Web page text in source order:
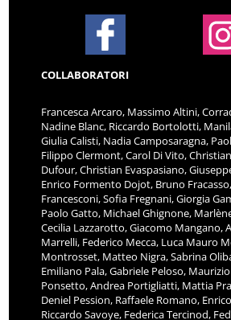
COLLABORATORI
Nadine Blanc, Riccardo Bortolotti,
Giulia Calisti, Nadia Camposaragna,
Filippo Clermont, Carol Di Vito,
Dufour, Christian Evaspasiano, Giuseppe
Enrico Formento Dojot, Bruno
Francesconi, Sofia Fregnani, Giorgia
Paolo Gatto, Michael Ghignone, Marlène
Cecilia Lazzarotto, Giacomo Mangano,
Marrelli, Federico Mecca, Luca Mauro
Montrosset, Matteo Nigra, Sabrina
Emiliano Pala, Gabriele Peloso, Maurizio
Ponsetto, Andrea Portigliatti, Mattia
Deniel Pession, Raffaele Romano, Enrico
Riccardo Savoye, Federica Tercinod,
Tigellio Benvenuto, Luca Massimo